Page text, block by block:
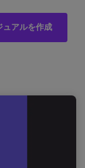
ュアルを作成